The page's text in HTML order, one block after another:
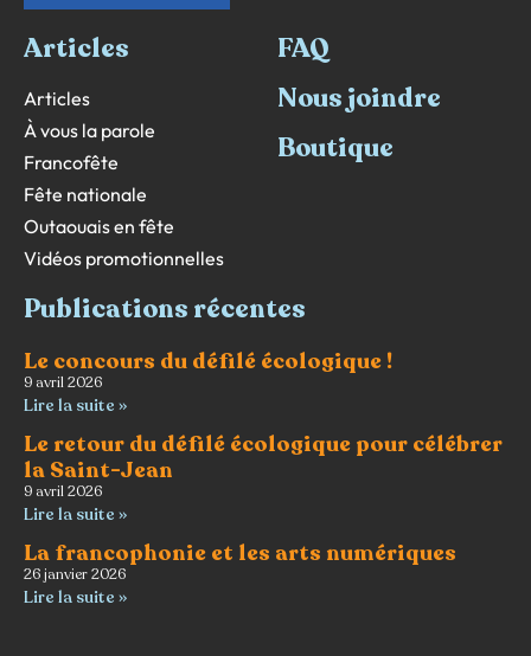
Articles
Articles
À vous la parole
Francofête
Fête nationale
Outaouais en fête
Vidéos promotionnelles
FAQ
Nous joindre
Boutique
Publications récentes
Le concours du défilé écologique !
9 avril 2026
Lire la suite »
Le retour du défilé écologique pour célébrer
la Saint-Jean
9 avril 2026
Lire la suite »
La francophonie et les arts numériques
26 janvier 2026
Lire la suite »